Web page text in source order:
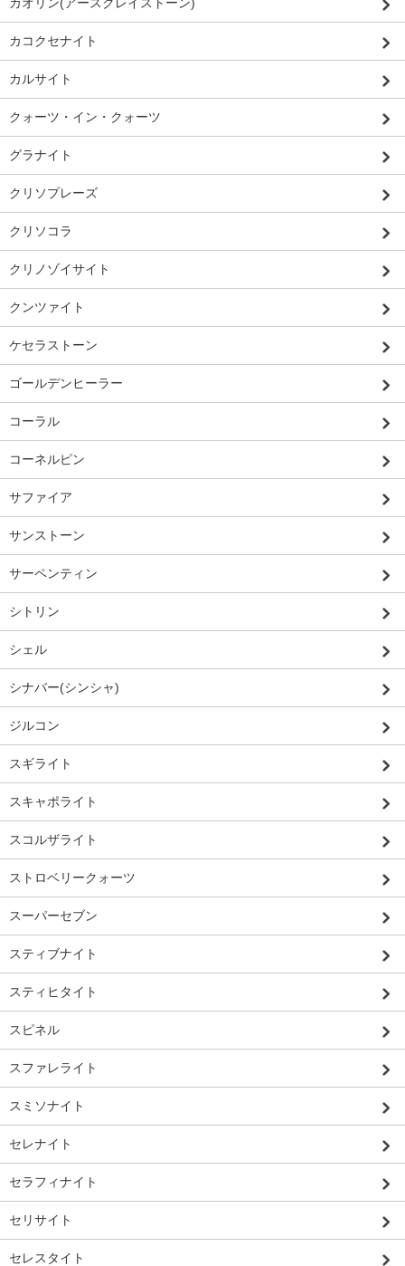
カコクセナイト
カルサイト
クォーツ・イン・クォーツ
グラナイト
クリソプレーズ
クリソコラ
クリノゾイサイト
クンツァイト
ケセラストーン
ゴールデンヒーラー
コーラル
コーネルピン
サファイア
サンストーン
サーペンティン
シトリン
シェル
シナバー(シンシャ)
ジルコン
スギライト
スキャポライト
スコルザライト
ストロベリークォーツ
スーパーセブン
スティブナイト
スティヒタイト
スピネル
スファレライト
スミソナイト
セレナイト
セラフィナイト
セリサイト
セレスタイト